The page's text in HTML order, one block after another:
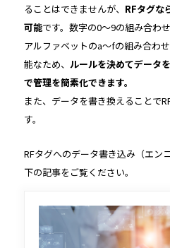
ることはできませんが、 RFタグな
可能です。数字の0～9の組み合わ
アルファベットのa～fの組み合わ
能なため、 ルールを決めてデータ
で管理を簡素化できます。
また、データを書き換えることで
す。
RFタグへのデータ書き込み（エン
下の記事をご覧ください。